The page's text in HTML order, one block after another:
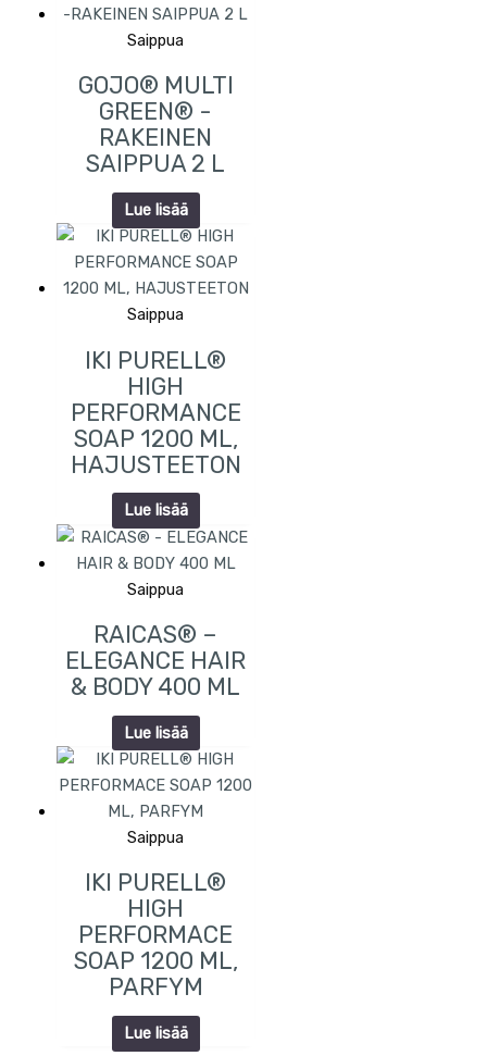
Saippua
GOJO® MULTI
GREEN® -
RAKEINEN
SAIPPUA 2 L
Lue lisää
Saippua
IKI PURELL®
HIGH
PERFORMANCE
SOAP 1200 ML,
HAJUSTEETON
Lue lisää
Saippua
RAICAS® –
ELEGANCE HAIR
& BODY 400 ML
Lue lisää
Saippua
IKI PURELL®
HIGH
PERFORMACE
SOAP 1200 ML,
PARFYM
Lue lisää